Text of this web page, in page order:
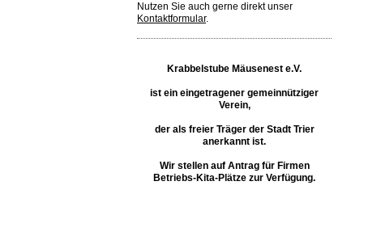
Nutzen Sie auch gerne direkt unser
Kontaktformular.
Krabbelstube Mäusenest e.V.
ist ein eingetragener gemeinnütziger
Verein,
der als freier Träger der Stadt Trier
anerkannt ist.
Wir stellen auf Antrag für Firmen
Betriebs-Kita-Plätze zur Verfügung.